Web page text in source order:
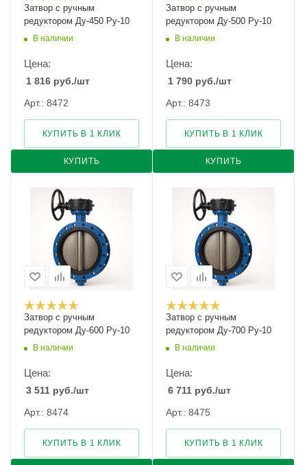
Затвор с ручным
редуктором Ду-450 Ру-10
В наличии
Цена:
1 816 руб./шт
Арт.: 8472
КУПИТЬ
КУПИТЬ В 1 КЛИК
Затвор с ручным
редуктором Ду-500 Ру-10
В наличии
Цена:
1 790 руб./шт
Арт.: 8473
КУПИТЬ
КУПИТЬ В 1 КЛИК
Затвор с ручным
редуктором Ду-600 Ру-10
В наличии
Цена:
3 511 руб./шт
Арт.: 8474
КУПИТЬ В 1 КЛИК
Затвор с ручным
редуктором Ду-700 Ру-10
В наличии
Цена:
6 711 руб./шт
Арт.: 8475
КУПИТЬ В 1 КЛИК